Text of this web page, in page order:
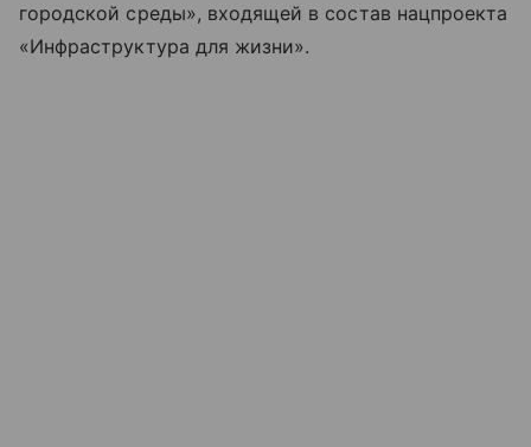
городской среды», входящей в состав нацпроекта
«Инфраструктура для жизни».